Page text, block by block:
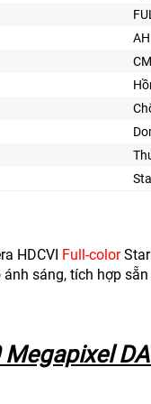
HDCVI Full-color
sáng, tích hợp